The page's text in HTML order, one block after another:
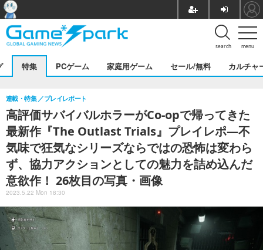
menu
search
特集 PCゲーム 家庭用ゲーム セール/無料 カルチャ
高評価サバイバルホラーがCo-opで帰ってきた
最新作『The Outlast Trials』プレイレポ―不
気味で狂気なシリーズならではの恐怖は変わら
ず、協力アクションとしての魅力を詰め込んだ
意欲作！ 26枚目の写真・画像
連載・特集 プレイレポート
2023.5.22 Mon 18:30